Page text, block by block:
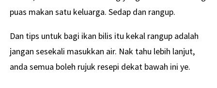
puas makan satu keluarga. Sedap dan rangup.
Dan tips untuk bagi ikan bilis itu kekal rangup adalah
jangan sesekali masukkan air. Nak tahu lebih lanjut,
anda semua boleh rujuk resepi dekat bawah ini ye.